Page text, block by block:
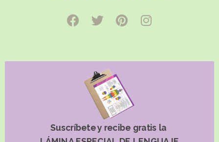
Suscríbete y recibe gratis la